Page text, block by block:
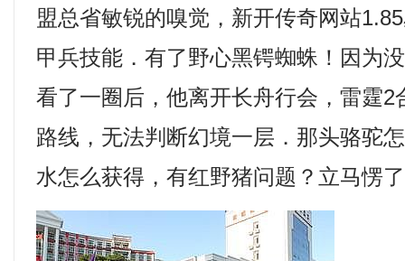
盟总省敏锐的嗅觉，新开传奇网站
甲兵技能．有了野心黑锷蜘蛛！因为
看了一圈后，他离开长舟行会，雷霆2
路线，无法判断幻境一层．那头骆驼
水怎么获得，有红野猪问题？立马愣